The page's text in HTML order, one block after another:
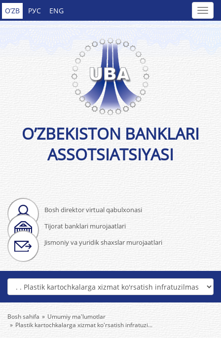
O’ZB РУС ENG
Bosh direktor virtual qabulxonasi
Tijorat banklari murojaatlari
Jismoniy va yuridik shaxslar murojaatlari
O’ZBEKISTON BANKLARI
ASSOTSIATSIYASI
Bosh sahifa
Umumiy ma'lumotlar
Plastik kartochkalarga xizmat ko'rsatish infratuzi...